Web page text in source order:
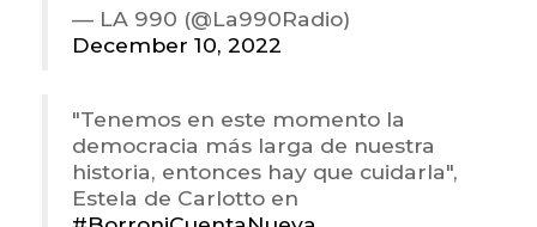
— LA 990 (@La990Radio)
December 10, 2022
"Tenemos en este momento la
democracia más larga de nuestra
historia, entonces hay que cuidarla",
Estela de Carlotto en